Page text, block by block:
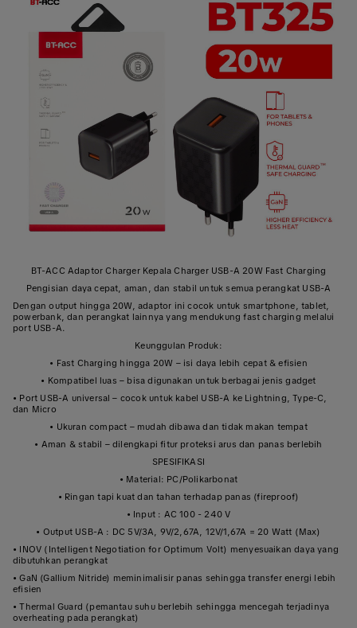
BT-ACC Adaptor Charger Kepala Charger USB-A 20W Fast Charging
Pengisian daya cepat, aman, dan stabil untuk semua perangkat USB-A
Dengan output hingga 20W, adaptor ini cocok untuk smartphone, tablet,
powerbank, dan perangkat lainnya yang mendukung fast charging melalui
port USB-A.
Keunggulan Produk:
• Fast Charging hingga 20W – isi daya lebih cepat & efisien
• Kompatibel luas – bisa digunakan untuk berbagai jenis gadget
• Port USB-A universal – cocok untuk kabel USB-A ke Lightning, Type-C,
dan Micro
• Ukuran compact – mudah dibawa dan tidak makan tempat
• Aman & stabil – dilengkapi fitur proteksi arus dan panas berlebih
SPESIFIKASI
• Material: PC/Polikarbonat
• Ringan tapi kuat dan tahan terhadap panas (fireproof)
• Input : AC 100 - 240 V
• Output USB-A : DC 5V/3A, 9V/2,67A, 12V/1,67A = 20 Watt (Max)
• INOV (Intelligent Negotiation for Optimum Volt) menyesuaikan daya yang
dibutuhkan perangkat
• GaN (Gallium Nitride) meminimalisir panas sehingga transfer energi lebih
efisien
• Thermal Guard (pemantau suhu berlebih sehingga mencegah terjadinya
overheating pada perangkat)